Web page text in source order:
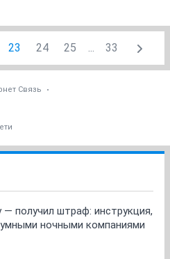
23 24 25 ... 33
Связь
получил штраф: инструкция,
ночными компаниями